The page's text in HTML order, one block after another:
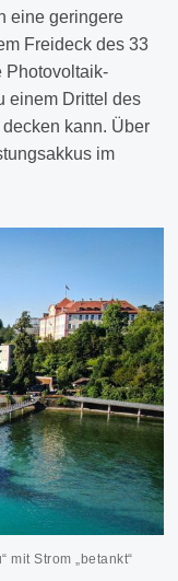
eine geringere
Freideck des 33
Photovoltaik-
einem Drittel des
kann. Über
im
mit Strom „betankt“